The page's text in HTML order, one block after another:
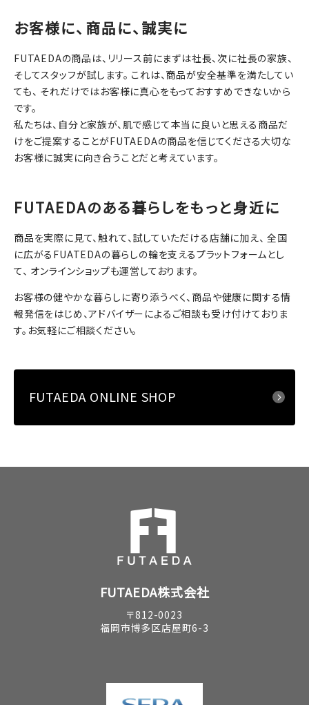
お客様に、商品に、誠実に
FUTAEDAの商品は、リリース前にまずは社長、次に社長の家族、
そしてスタッフが試します。 これは、商品が安全基準を満たしてい
ても、 それだけではお客様に真心をもっておすすめできないから
です。
私たちは、自分と家族が、肌で感じて本当に良いと思える商品だ
けをご提案することがFUTAEDAの商品を信じてくださる大切な
お客様に誠実に向き合うことだと考えています。
FUTAEDAのある暮らしをもっと身近に
商品を実際に見て、触れて、試していただける店舗に加え、 全国
に広がるFUATEDAの暮らしの輪を支えるプラットフォームとし
て、 オンラインショップも運営しております。
お客様の健やかな暮らしに寄り添うべく、商品や健康に関する情
報発信をはじめ、アドバイザーによるご相談も受け付けておりま
す。お気軽にご相談ください。
FUTAEDA ONLINE SHOP
FUTAEDA株式会社
〒812-0023
福岡市博多区店屋町6-3